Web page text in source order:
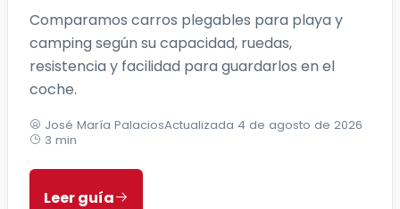
Comparamos carros plegables para playa y
camping según su capacidad, ruedas,
resistencia y facilidad para guardarlos en el
coche.
José María PalaciosActualizada 4 de agosto de 2026
3 min
Leer guía